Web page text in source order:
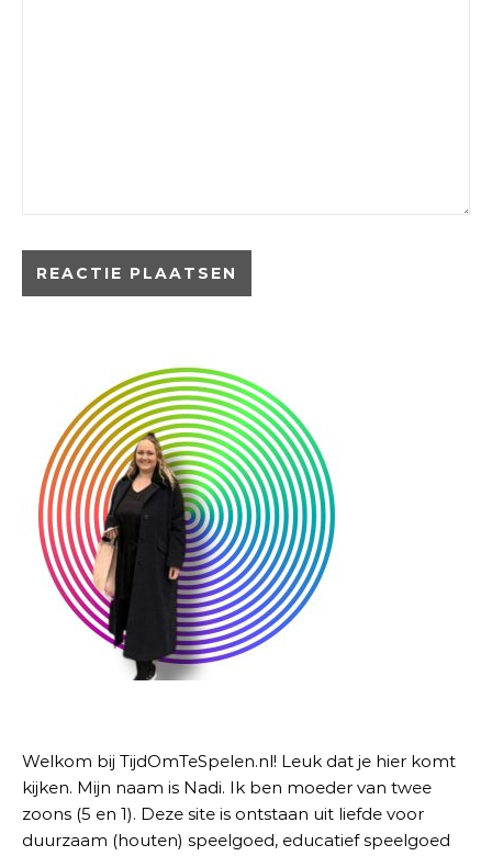
Welkom bij TijdOmTeSpelen.nl! Leuk dat je hier komt
kijken. Mijn naam is Nadi. Ik ben moeder van twee
zoons (5 en 1). Deze site is ontstaan uit liefde voor
duurzaam (houten) speelgoed, educatief speelgoed